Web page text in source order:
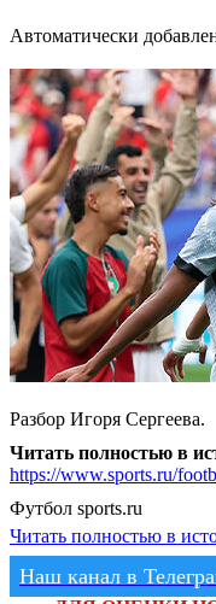
Автоматически
Разбор Игоря Сергеева.
Читать полностью в
https://www.sports.ru/
Футбол sports.ru
Читать полностью в
Наш канал в